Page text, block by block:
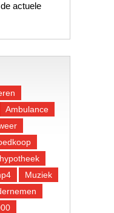
actuele
Ambulance
hypotheek
Muziek